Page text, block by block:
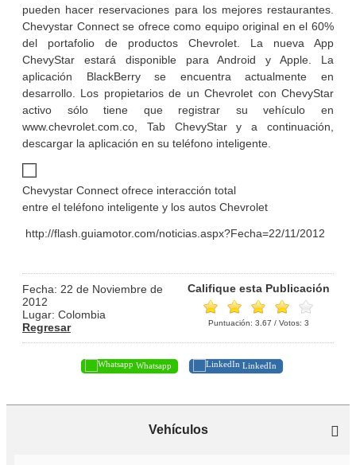
pueden hacer reservaciones para los mejores restaurantes.
Chevystar Connect se ofrece como equipo original en el 60%
del portafolio de productos Chevrolet. La nueva App
ChevyStar estará disponible para Android y Apple. La
aplicación BlackBerry se encuentra actualmente en
desarrollo. Los propietarios de un Chevrolet con ChevyStar
activo sólo tiene que registrar su vehículo en
www.chevrolet.com.co, Tab ChevyStar y a continuación,
descargar la aplicación en su teléfono inteligente.
Chevystar Connect ofrece interacción total
entre el teléfono inteligente y los autos Chevrolet
http://flash.guiamotor.com/noticias.aspx?Fecha=22/11/2012
Fecha: 22 de Noviembre de
2012
Lugar: Colombia
Regresar
Califique esta Publicación
Puntuación: 3.67 / Votos: 3
Whatsapp LinkedIn
Vehículos